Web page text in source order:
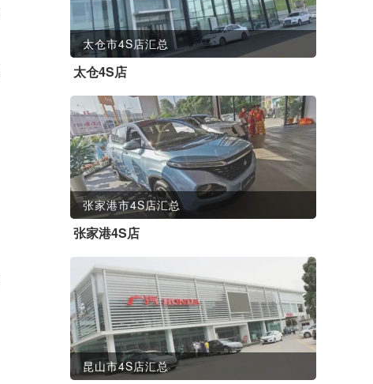
太仓市4S店汇总
太仓4S店
张家港市4S店汇总
张家港4S店
昆山市4S店汇总